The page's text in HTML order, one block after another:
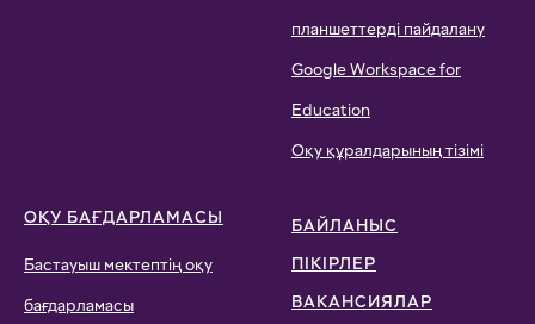
планшеттерді пайдалану
Google Workspace for
Education
Оқу құралдарының тізімі
ОҚУ БАҒДАРЛАМАСЫ
Бастауыш мектептің оқу
бағдарламасы
БАЙЛАНЫС
ПІКІРЛЕР
ВАКАНСИЯЛАР